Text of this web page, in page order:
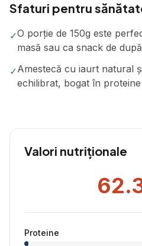
Sfaturi pentru
✓O porție de 150g este
masă sau ca snack de
✓Amestecă cu iaurt natural
echilibrat, bogat în proteine
Valori nutriționale
Proteine